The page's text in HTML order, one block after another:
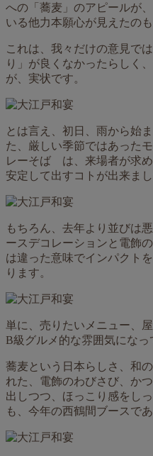
への「蕎麦」のアピールが
いる他力本願心が見えたの
これは、我々だけの意見で
り」が良くなかったらしく
が、実状です。
とは言え、初日、雨から始
た、厳しい季節ではあった
レーそば は、来場者が求め
安定して出すコトが出来まし
もちろん、去年より並びは
ースデコレーションと電飾
は違った意味でインパクト
ります。
単に、売りたいメニュー、
B級グルメ的な雰囲気になっ
蕎麦という日本らしさ、和
れた、電飾のわびさび、か
出しつつ、ほっこり感をし
も、今年の西鶴間ブースであ